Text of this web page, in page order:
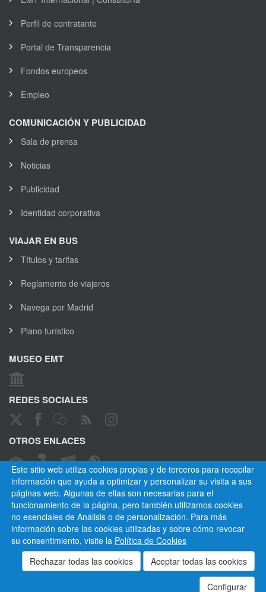
Este sitio web utiliza cookies propias y de terceros para recopilar
información que ayuda a optimizar y personalizar su visita a sus
páginas web. Algunas de ellas son necesarias para el
funcionamiento de la página, pero también utilizamos cookies
no esenciales de Análisis o de personalización. Para más
información sobre las cookies utilizadas y sobre cómo revocar
su consentimiento, visite la Política de Cookies
Configurar
Perfil de contratante
Portal de Transparencia
Fondos europeos
Empleo
COMUNICACIÓN Y PUBLICIDAD
Sala de prensa
Noticias
Publicidad
Identidad corporativa
VIAJAR EN BUS
Títulos y tarifas
Reglamento de viajeros
Navega por Madrid
Plano turístico
MUSEO EMT
REDES SOCIALES
OTROS ENLACES
CANAL ÉTICO
Empresa Municipal de Transportes de Madrid, S. A.
Aviso legal
Normativa
Mapa del sitio
Cookies
Privacidad
Contactar
Empleados